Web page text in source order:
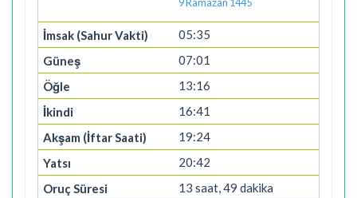
05:35
07:01
13:16
16:41
19:24
20:42
13 saat, 49 dakika